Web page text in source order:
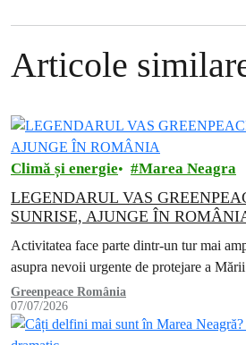
Articole
Climă și energie Marea Neagra
LEGENDARUL VAS
SUNRISE, AJUNGE ÎN
Activitatea face parte dintr-un tur mai
asupra nevoii urgente de protejare a
Greenpeace România
07/07/2026